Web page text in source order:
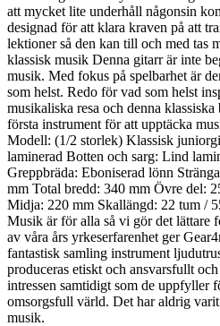
att mycket lite underhåll någonsin
designad för att klara kraven på att
lektioner så den kan till och med tas
klassisk musik Denna gitarr är inte
musik. Med fokus på spelbarhet är
som helst. Redo för vad som helst
musikaliska resa och denna
första instrument för att upptäcka
Modell: (1/2 storlek) Klassisk
laminerad Botten och sarg: Lind
Greppbräda: Eboniserad lönn
mm Total bredd: 340 mm Övre del:
Midja: 220 mm Skallängd: 22 tum /
Musik är för alla så vi gör det lättare
av våra års yrkeserfarenhet ger
fantastisk samling instrument
produceras etiskt och ansvarsfullt
intressen samtidigt som de uppfyller
omsorgsfull värld. Det har aldrig
musik.